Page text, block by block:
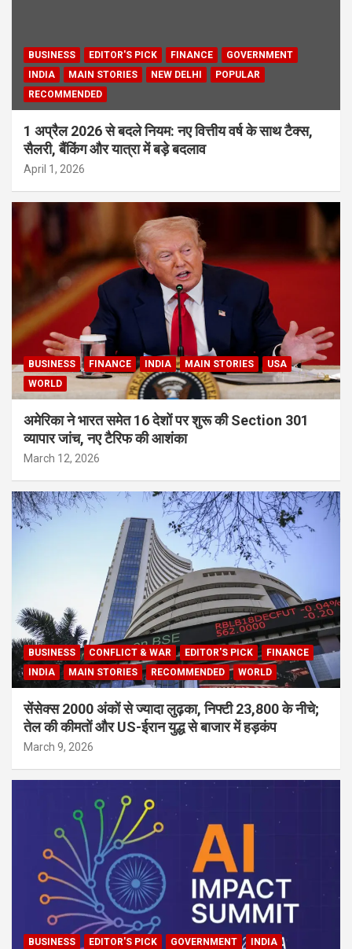
BUSINESS EDITOR'S PICK FINANCE
GOVERNMENT
INDIA
MAIN STORIES NEW DELHI
POPULAR
RECOMMENDED
1 अप्रैल 2026 से बदले नियम: नए वित्तीय वर्ष के साथ टैक्स,
सैलरी, बैंकिंग और यात्रा में बड़े बदलाव
April 1, 2026
BUSINESS FINANCE INDIA MAIN STORIES
USA
WORLD
अमेरिका ने भारत समेत 16 देशों पर शुरू की Section 301
व्यापार जांच, नए टैरिफ की आशंका
March 12, 2026
BUSINESS CONFLICT & WAR EDITOR'S PICK
FINANCE
INDIA
MAIN STORIES RECOMMENDED WORLD
सेंसेक्स 2000 अंकों से ज्यादा लुढ़का, निफ्टी 23,800 के नीचे;
तेल की कीमतों और US-ईरान युद्ध से बाजार में हड़कंप
March 9, 2026
BUSINESS EDITOR'S PICK GOVERNMENT
INDIA